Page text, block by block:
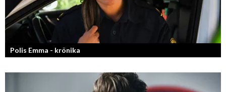
Polis Emma - krönika
Kan jag snälla få prata med dig igen, för du va så bra att prata med.